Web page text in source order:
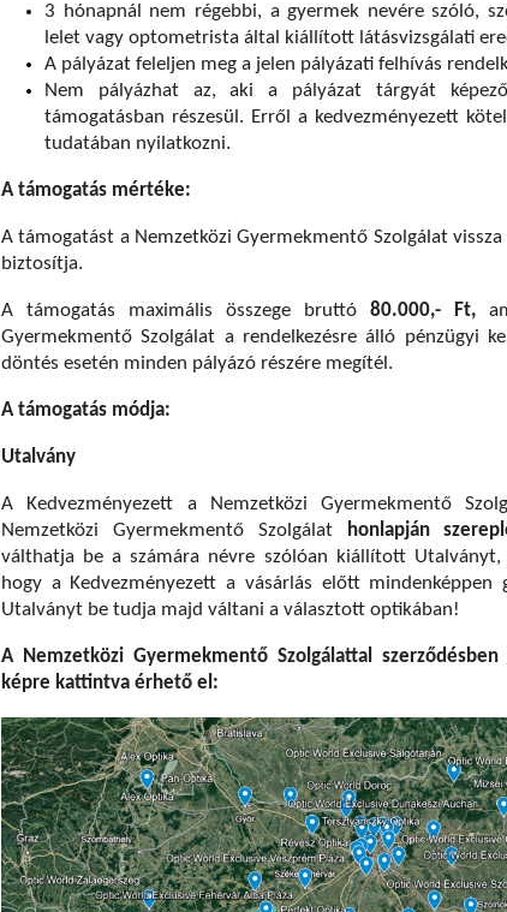
3 hónapnál nem régebbi, a gyermek nevére szóló,
lelet vagy optometrista által kiállított látásvizsgálati
A pályázat feleljen meg a jelen pályázati felhívás
Nem pályázhat az, aki a pályázat tárgyát
támogatásban részesül. Erről a kedvezményezett
tudatában nyilatkozni.
A támogatás mértéke:
A támogatást a Nemzetközi Gyermekmentő Szolgálat
biztosítja.
A támogatás maximális összege bruttó 80.000,- Ft,
Gyermekmentő Szolgálat a rendelkezésre álló pénzügyi
döntés esetén minden pályázó részére megítél.
A támogatás módja:
Utalvány
A Kedvezményezett a Nemzetközi Gyermekmentő
Nemzetközi Gyermekmentő Szolgálat
honlapján
válthatja be a számára névre szólóan kiállított Utalványt,
hogy a Kedvezményezett a vásárlás előtt
Utalványt be tudja majd váltani a választott optikában!
A Nemzetközi Gyermekmentő Szolgálattal
képre kattintva érhető el: